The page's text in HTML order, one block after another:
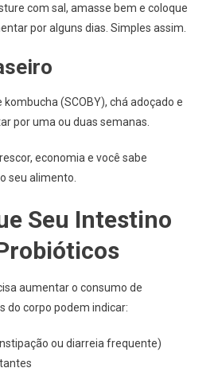
com sal, amasse bem e coloque
por alguns dias. Simples assim.
kombucha (SCOBY), chá adoçado e
por uma ou duas semanas.
economia e você sabe
seu alimento.
Seu Intestino
aumentar o consumo de
do corpo podem indicar:
ou diarreia frequente)